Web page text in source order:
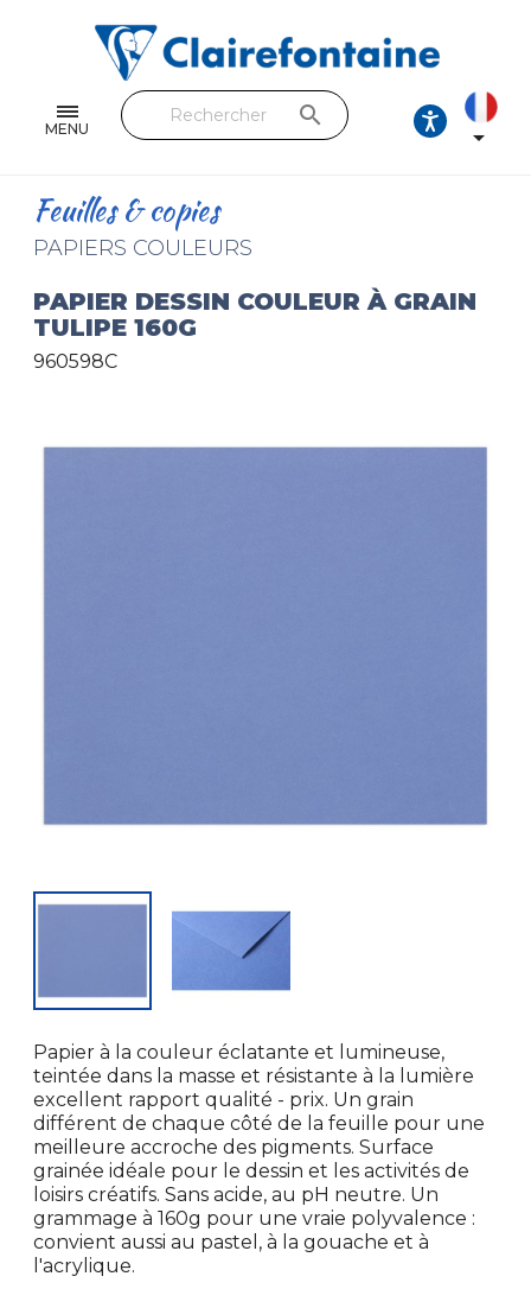
MENU
Feuilles & Copies
Beaux-arts & Dessin
Loisirs créatifs
Cuir & trousses
Toutes les collections
search

Feuilles & copies
PAPIERS COULEURS
PAPIER DESSIN COULEUR À GRAIN
TULIPE 160G
960598C
Papier à la couleur éclatante et lumineuse,
teintée dans la masse et résistante à la lumière
excellent rapport qualité - prix. Un grain
différent de chaque côté de la feuille pour une
meilleure accroche des pigments. Surface
grainée idéale pour le dessin et les activités de
loisirs créatifs. Sans acide, au pH neutre. Un
grammage à 160g pour une vraie polyvalence :
convient aussi au pastel, à la gouache et à
l'acrylique.